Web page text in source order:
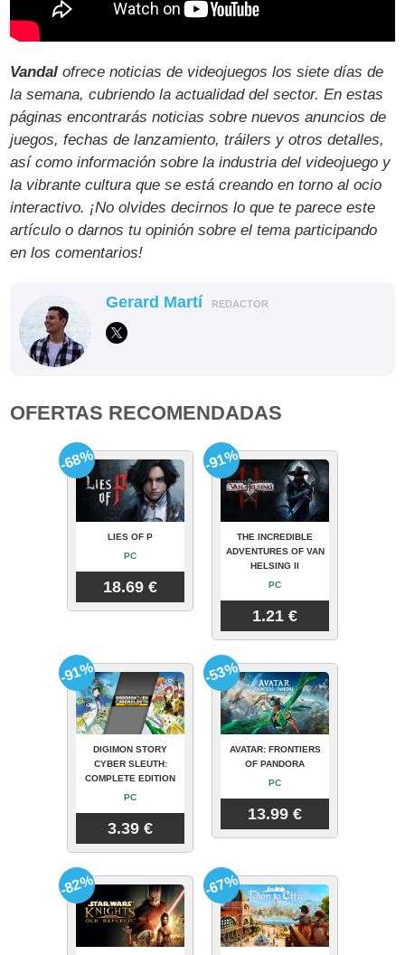
Vandal ofrece noticias de videojuegos los siete días de
la semana, cubriendo la actualidad del sector. En estas
páginas encontrarás noticias sobre nuevos anuncios de
juegos, fechas de lanzamiento, tráilers y otros detalles,
así como información sobre la industria del videojuego y
la vibrante cultura que se está creando en torno al ocio
interactivo. ¡No olvides decirnos lo que te parece este
artículo o darnos tu opinión sobre el tema participando
en los comentarios!
Gerard Martí REDACTOR
OFERTAS RECOMENDADAS
LIES OF P
PC
18.69 €
-68%
THE INCREDIBLE
ADVENTURES OF VAN
HELSING II
PC
1.21 €
-91%
DIGIMON STORY
CYBER SLEUTH:
COMPLETE EDITION
PC
3.39 €
-91%
AVATAR: FRONTIERS
OF PANDORA
PC
13.99 €
-53%
-82% -67%